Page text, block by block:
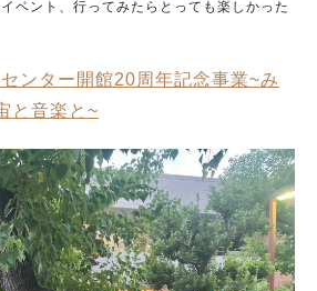
ベント、行ってみたらとっても楽しかった
ンター開館20周年記念事業~み
と音楽と~